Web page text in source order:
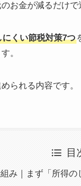
お金が減るだけで
くい節税対策7つ
。
られる内容です。
目
み｜まず「所得の